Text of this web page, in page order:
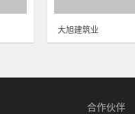
大旭建筑业
合作伙伴